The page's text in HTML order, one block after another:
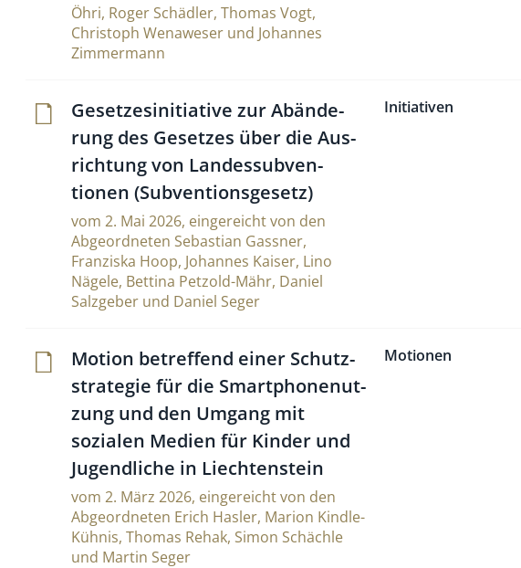
Öhri, Roger Schädler, Thomas Vogt,
Christoph Wenaweser und Johannes
Zimmermann
Geset­ze­si­ni­tia­tive zur Abän­de­
rung des Gesetzes über die Aus­
rich­tung von Lan­des­sub­ven­
tionen (Subventionsgesetz)
vom 2. Mai 2026, eingereicht von den
Abgeordneten Sebastian Gassner,
Franziska Hoop, Johannes Kaiser, Lino
Nägele, Bettina Petzold-Mähr, Daniel
Salzgeber und Daniel Seger
Initiativen
Motion betref­fend einer Schutz­
stra­tegie für die Smart­pho­ne­nut­
zung und den Umgang mit
sozialen Medien für Kinder und
Jugend­liche in Liechtenstein
vom 2. März 2026, eingereicht von den
Abgeordneten Erich Hasler, Marion Kindle-
Kühnis, Thomas Rehak, Simon Schächle
und Martin Seger
Motionen